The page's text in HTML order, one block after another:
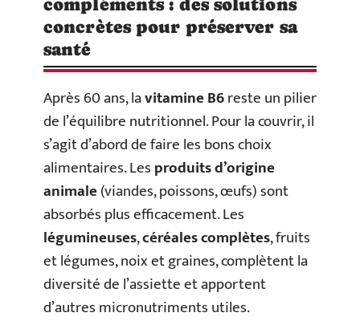
compléments : des solutions
concrètes pour préserver sa
santé
Après 60 ans, lavitamine B6reste un pilier
de l’équilibre nutritionnel. Pour la couvrir, il
s’agit d’abord de faire les bons choix
alimentaires. Lesproduits d’origine
animale(viandes, poissons, œufs) sont
absorbés plus efficacement. Les
légumineuses,céréales complètes, fruits
et légumes, noix et graines, complètent la
diversité de l’assiette et apportent
d’autres micronutriments utiles.